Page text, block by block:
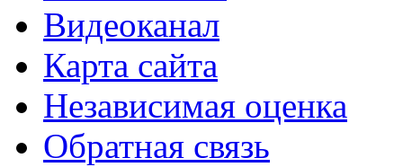
Видеоканал
Карта сайта
Независимая оценка
Обратная связь